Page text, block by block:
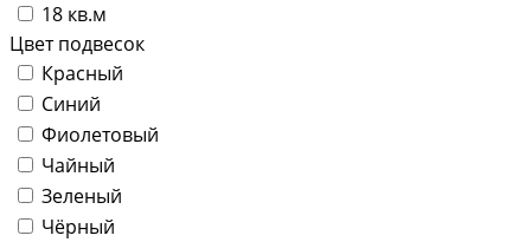
18 кв.м
Цвет подвесок
Красный
Синий
Фиолетовый
Чайный
Зеленый
Чёрный